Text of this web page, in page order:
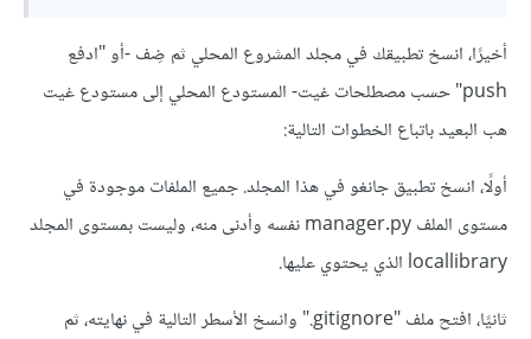
أخيرًا، انسخ تطبيقك في مجلد المشروع المحلي ثم ضِف -أو "ادفع
push" حسب مصطلحات غيت- المستودع المحلي إلى مستودع غيت
هب البعيد باتباع الخطوات التالية:
أولًا، انسخ تطبيق جانغو في هذا المجلد. جميع الملفات موجودة في
مستوى الملف manager.py نفسه وأدنى منه، وليست بمستوى المجلد
locallibrary الذي يحتوي عليها.
ثانيًا، افتح ملف "‎.gitignore" وانسخ الأسطر التالية في نهايته، ثم